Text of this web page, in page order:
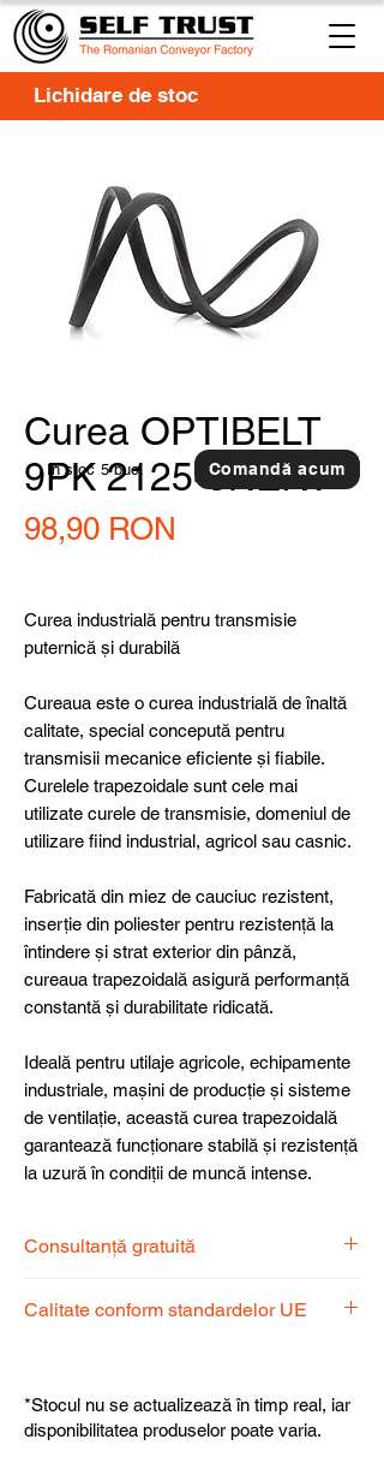
Curea OPTIBELT
9PK 2125-3NERV
98,90 RON
Curea industrială pentru transmisie
puternică și durabilă
Cureaua este o curea industrială de înaltă
calitate, special concepută pentru
transmisii mecanice eficiente și fiabile.
Curelele trapezoidale sunt cele mai
utilizate curele de transmisie, domeniul de
utilizare fiind industrial, agricol sau casnic.
Fabricată din miez de cauciuc rezistent,
inserție din poliester pentru rezistență la
întindere și strat exterior din pânză,
cureaua trapezoidală asigură performanță
constantă și durabilitate ridicată.
Ideală pentru utilaje agricole, echipamente
industriale, mașini de producție și sisteme
de ventilație, această curea trapezoidală
garantează funcționare stabilă și rezistență
la uzură în condiții de muncă intense.
Consultanță gratuită
dispoziție pentru a alege produsul
Calitate conform standardelor UE
fiabilitate și performanță superioară.
Lichidare de stoc
Comandă acum
In stoc 5 buc.
*Stocul nu se actualizează în timp real, iar
disponibilitatea produselor poate varia.